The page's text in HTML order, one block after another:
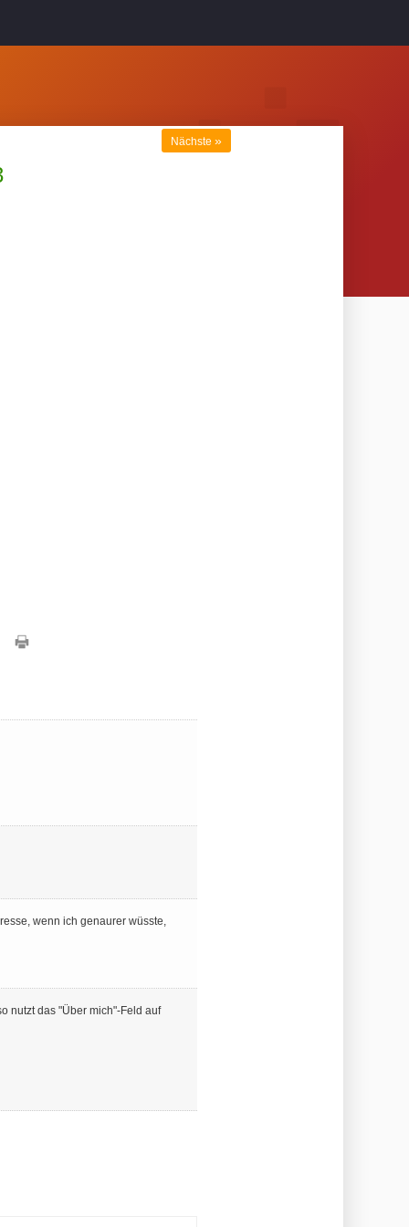
Nächste »
wenn ich genaurer wüsste,
nutzt das "Über mich"-Feld auf